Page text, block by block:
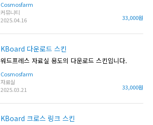
Cosmosfarm
커뮤니티
2025.04.16
33,000원
KBoard 다운로드 스킨
워드프레스 자료실 용도의 다운로드 스킨입니다.
Cosmosfarm
자료실
2025.03.21
33,000원
KBoard 크로스 링크 스킨